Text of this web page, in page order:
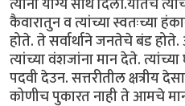
कैवारातुन व त्यांच्या स्वतःच्या
होते. ते सर्वार्थाने जनतेचे बंड
त्यांच्या वंशजांना मान देते.
पदवी देउन. सत्तरीतील क्षत्रीय
कोणीच पुकारत नाही ते आमचे